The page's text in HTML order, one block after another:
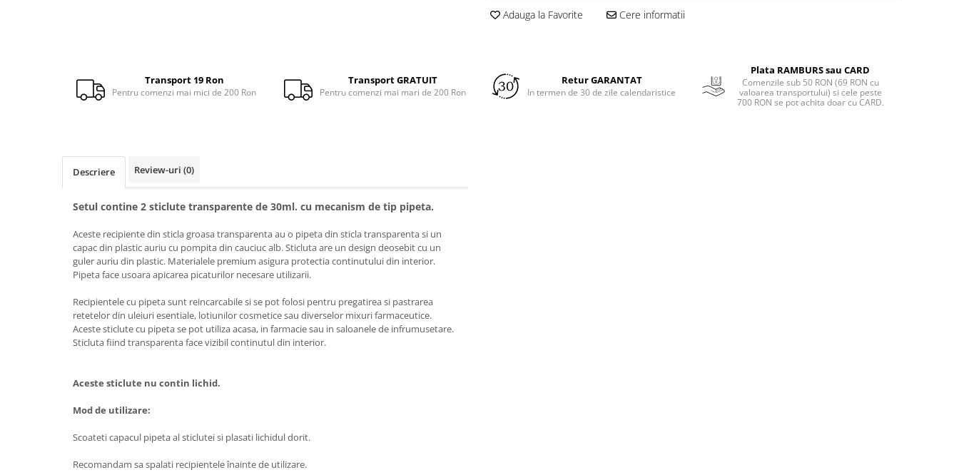
Adauga la Favorite Cere informatii
Transport 19 Ron
Pentru comenzi mai mici de 200 Ron
Transport GRATUIT
Pentru comenzi mai mari de 200 Ron
Retur GARANTAT
In termen de 30 de zile calendaristice
Plata RAMBURS sau CARD
Comenzile sub 50 RON (69 RON cu
valoarea transportului) si cele peste
700 RON se pot achita doar cu CARD.
Descriere Review-uri (0)
Setul contine 2 sticlute transparente de 30ml. cu mecanism de tip pipeta.
Aceste recipiente din sticla groasa transparenta au o pipeta din sticla transparenta si un
capac din plastic auriu cu pompita din cauciuc alb. Sticluta are un design deosebit cu un
guler auriu din plastic. Materialele premium asigura protectia continutului din interior.
Pipeta face usoara apicarea picaturilor necesare utilizarii.
Recipientele cu pipeta sunt reincarcabile si se pot folosi pentru pregatirea si pastrarea
retetelor din uleiuri esentiale, lotiunilor cosmetice sau diverselor mixuri farmaceutice.
Aceste sticlute cu pipeta se pot utiliza acasa, in farmacie sau in saloanele de infrumusetare.
Sticluta fiind transparenta face vizibil continutul din interior.
Aceste sticlute nu contin lichid.
Mod de utilizare:
Scoateti capacul pipeta al sticlutei si plasati lichidul dorit.
Recomandam sa spalati recipientele înainte de utilizare.